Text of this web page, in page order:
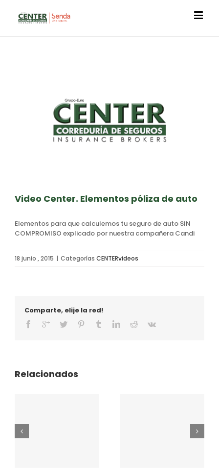
Video Center. Elementos póliza de auto
Elementos para que calculemos tu seguro de auto SIN
COMPROMISO explicado por nuestra compañera Candi
18 junio , 2015 | Categorías CENTERvideos
Comparte, elije la red!
Relacionados
Gerencia de
riesgos. Video